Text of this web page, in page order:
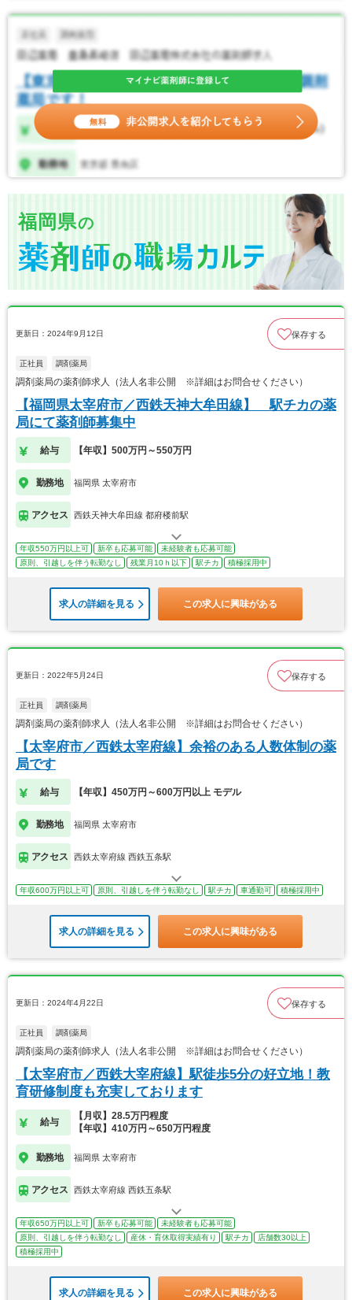
福岡県の
更新日：2024年9月12日 保存する
正社員 調剤薬局
調剤薬局の薬剤師求人（法人名非公開 ※詳細はお問合せください）
【福岡県太宰府市／西鉄天神大牟田線】 駅チカの薬
局にて薬剤師募集中
給与 【年収】500万円～550万円
勤務地 福岡県 太宰府市
アクセス 西鉄天神大牟田線 都府楼前駅
年収550万円以上可 新卒も応募可能
未経験者も応募可能
原則、引越しを伴う転勤なし
残業月10ｈ以下 駅チカ 積極採用中
求人の詳細を見る この求人に興味がある
更新日：2022年5月24日 保存する
正社員 調剤薬局
調剤薬局の薬剤師求人（法人名非公開 ※詳細はお問合せください）
【太宰府市／西鉄太宰府線】余裕のある人数体制の薬
局です
給与 【年収】450万円～600万円以上 モデル
勤務地 福岡県 太宰府市
アクセス 西鉄太宰府線 西鉄五条駅
年収600万円以上可 原則、引越しを伴う転勤なし 駅チカ 車通勤可 積極採用中
求人の詳細を見る この求人に興味がある
更新日：2024年4月22日 保存する
正社員 調剤薬局
調剤薬局の薬剤師求人（法人名非公開 ※詳細はお問合せください）
【太宰府市／西鉄大宰府線】駅徒歩5分の好立地！教
育研修制度も充実しております
給与
【月収】28.5万円程度
【年収】410万円～650万円程度
勤務地 福岡県 太宰府市
アクセス 西鉄太宰府線 西鉄五条駅
年収650万円以上可 新卒も応募可能
未経験者も応募可能
原則、引越しを伴う転勤なし
産休・育休取得実績有り 駅チカ
店舗数30以上
積極採用中
求人の詳細を見る この求人に興味がある